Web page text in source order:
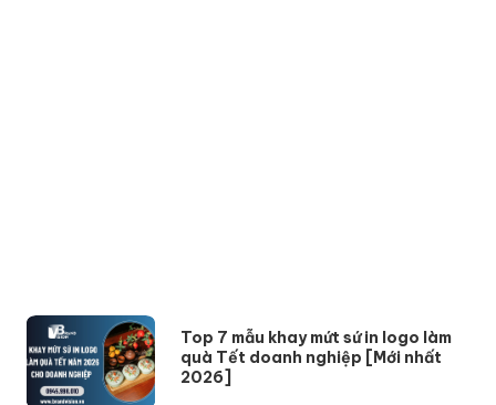
Top 7 mẫu khay mứt sứ in logo làm
quà Tết doanh nghiệp [Mới nhất
2026]